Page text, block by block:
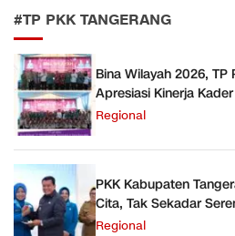
#TP PKK TANGERANG
Bina Wilayah 2026, TP
Apresiasi Kinerja
Regional
PKK Kabupaten
Cita, Tak Sekadar
Regional